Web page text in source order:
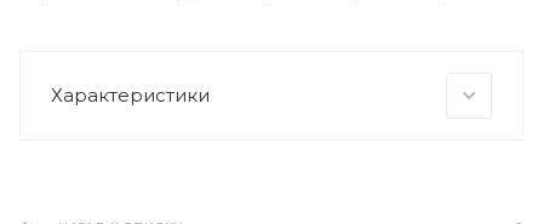
Характеристики